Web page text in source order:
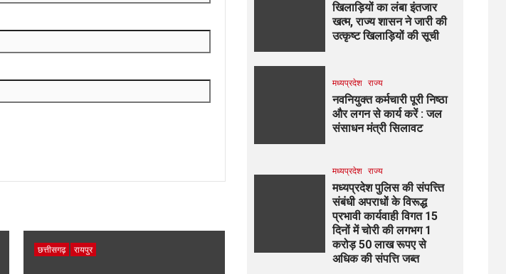
छत्तीसगढ़ रायपुर
खिलाड़ियों का लंबा इंतजार
खत्म, राज्य शासन ने जारी की
उत्कृष्ट खिलाड़ियों की सूची
मध्यप्रदेश राज्य
नवनियुक्त कर्मचारी पूरी निष्ठा
और लगन से कार्य करें : जल
संसाधन मंत्री सिलावट
मध्यप्रदेश राज्य
मध्यप्रदेश पुलिस की संपत्त्ति
संबंधी अपराधों के विरूद्ध
प्रभावी कार्यवाही विगत 15
दिनों में चोरी की लगभग 1
करोड़ 50 लाख रूपए से
अधिक की संपत्ति जब्‍त